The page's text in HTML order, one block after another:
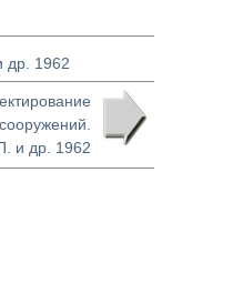
др. 1962
и др. 1962